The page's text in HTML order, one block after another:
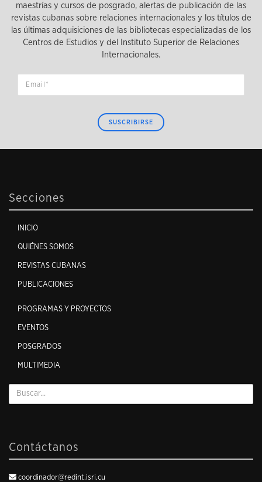
maestrías y cursos de posgrado, alertas de publicación de las
revistas cubanas sobre relaciones internacionales y los títulos de
las últimas adquisiciones de las bibliotecas especializadas de los
Centros de Estudios y del Instituto Superior de Relaciones
Internacionales.
SUSCRIBIRSE
Secciones
INICIO
QUIÉNES SOMOS
REVISTAS CUBANAS
PUBLICACIONES
PROGRAMAS Y PROYECTOS
EVENTOS
POSGRADOS
MULTIMEDIA
Contáctanos
coordinador@redint.isri.cu